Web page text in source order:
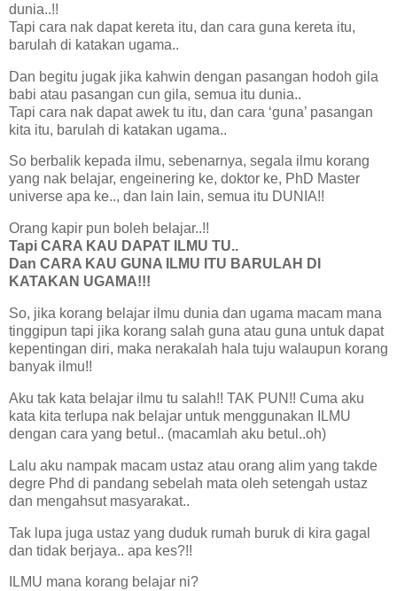
dunia..!!
Tapi cara nak dapat kereta itu, dan cara guna kereta itu,
barulah di katakan ugama..
Dan begitu jugak jika kahwin dengan pasangan hodoh gila
babi atau pasangan cun gila, semua itu dunia..
Tapi cara nak dapat awek tu itu, dan cara ‘guna’ pasangan
kita itu, barulah di katakan ugama..
So berbalik kepada ilmu, sebenarnya, segala ilmu korang
yang nak belajar, engeinering ke, doktor ke, PhD Master
universe apa ke.., dan lain lain, semua itu DUNIA!!
Orang kapir pun boleh belajar..!!
Tapi CARA KAU DAPAT ILMU TU..
Dan CARA KAU GUNA ILMU ITU BARULAH DI
KATAKAN UGAMA!!!
So, jika korang belajar ilmu dunia dan ugama macam mana
tinggipun tapi jika korang salah guna atau guna untuk dapat
kepentingan diri, maka nerakalah hala tuju walaupun korang
banyak ilmu!!
Aku tak kata belajar ilmu tu salah!! TAK PUN!! Cuma aku
kata kita terlupa nak belajar untuk menggunakan ILMU
dengan cara yang betul.. (macamlah aku betul..oh)
Lalu aku nampak macam ustaz atau orang alim yang takde
degre Phd di pandang sebelah mata oleh setengah ustaz
dan mengahsut masyarakat..
Tak lupa juga ustaz yang duduk rumah buruk di kira gagal
dan tidak berjaya.. apa kes?!!
ILMU mana korang belajar ni?